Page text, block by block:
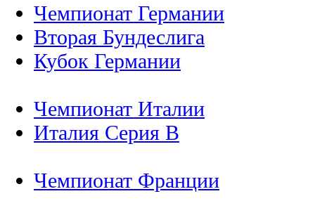
Чемпионат Германии
Вторая Бундеслига
Кубок Германии
Чемпионат Италии
Италия Серия B
Чемпионат Франции